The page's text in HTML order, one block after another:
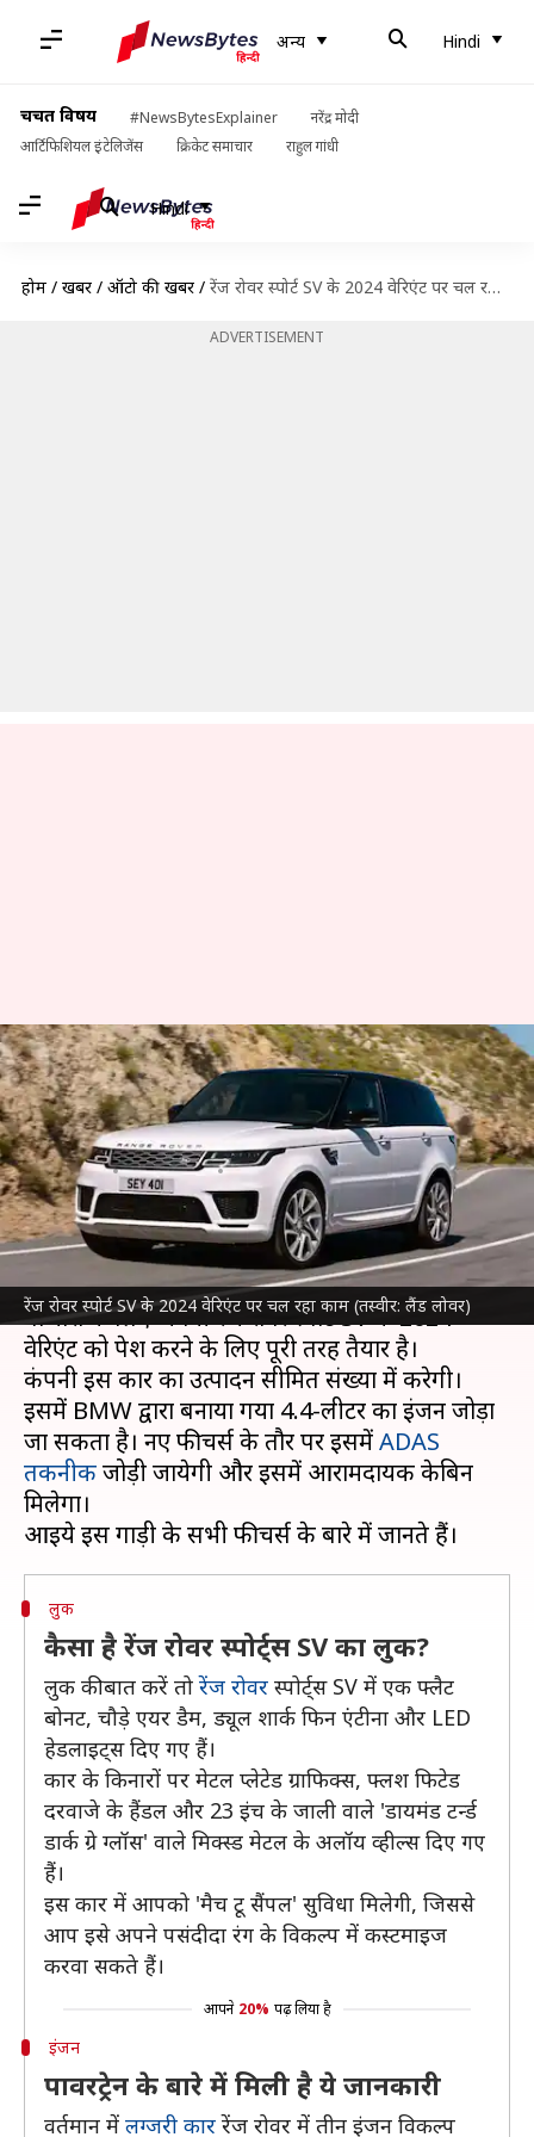
अन्य Hindi
चर्चित विषय #NewsBytesExplainer
नरेंद्र मोदी
आर्टिफिशियल इंटेलिजेंस
क्रिकेट समाचार राहुल गांधी
Hindi
होम / खबरें / ऑटो की खबरें / रेंज रोवर स्पोर्ट SV के 2024 वेरिएंट पर चल रहा काम, 31 मई को होगी पेश
ADVERTISEMENT
रेंज रोवर स्पोर्ट SV के 2024 वेरिएंट पर चल रहा काम (तस्वीर: लैंड लोवर)
रेंज रोवर स्पोर्ट SV के 2024 वेरिएंट
पर चल रहा काम, 31 मई को होगी
पेश
लेखन अविनाश Apr 23, 2023 01:59 pm
क्या है खबर?
ब्रिटिश वाहन निर्माता कंपनीलैंड रोवर31 मई को वैश्विक
बाजारों के लिए अपनी रेंज रोवर स्पोर्ट SV के 2024
वेरिएंट को पेश करने के लिए पूरी तरह तैयार है।
कंपनी इस कार का उत्पादन सीमित संख्या में करेगी।
इसमें BMW द्वारा बनाया गया 4.4-लीटर का इंजन जोड़ा
जा सकता है। नए फीचर्स के तौर पर इसमेंADAS
तकनीकजोड़ी जायेगी और इसमें आरामदायक केबिन
मिलेगा।
लुक
कैसा है रेंज रोवर स्पोर्ट्स SV का लुक?
लुक की बात करें तोरेंज रोवर स्पोर्ट्स SV में एक फ्लैट
बोनट, चौड़े एयर डैम, ड्यूल शार्क फिन एंटीना और LED
हेडलाइट्स दिए गए हैं।
कार के किनारों पर मेटल प्लेटेड ग्राफिक्स, फ्लश फिटेड
दरवाजे के हैंडल और 23 इंच के जाली वाले 'डायमंड टर्न्ड
डार्क ग्रे ग्लॉस' वाले मिक्स्ड मेटल के अलॉय व्हील्स दिए गए
हैं।
इस कार में आपको 'मैच टू सैंपल' सुविधा मिलेगी, जिससे
आप इसे अपने पसंदीदा रंग के विकल्प में कस्टमाइज
करवा सकते हैं।
आपने 20% पढ़ लिया है
इंजन
पावरट्रेन के बारे में मिली है ये जानकारी
वर्तमान में लग्जरी काररेंज रोवर में तीन इंजन विकल्प